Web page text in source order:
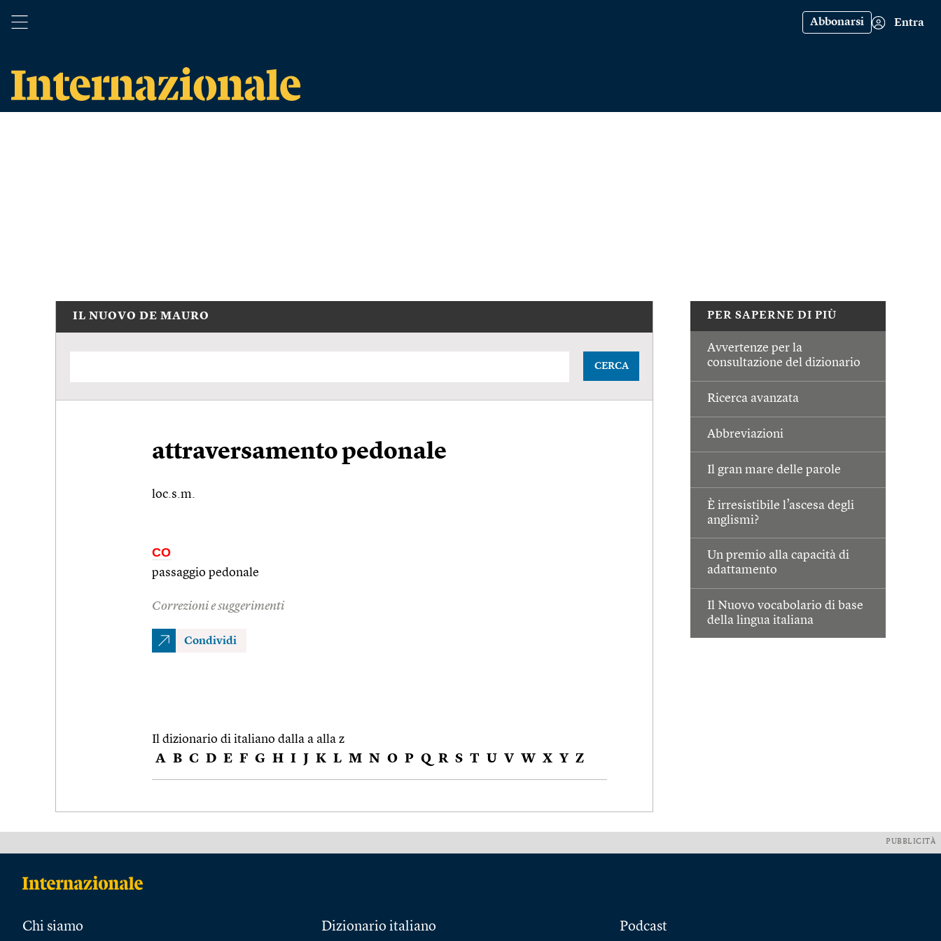
Abbonarsi Entra
PER SAPERNE DI PIÙ
Avvertenze per la
consultazione del dizionario
Ricerca avanzata
Abbreviazioni
Il gran mare delle parole
È irresistibile l’ascesa degli
anglismi?
Un premio alla capacità di
adattamento
Il Nuovo vocabolario di base
della lingua italiana
IL NUOVO DE MAURO
CERCA
attraversamento pedonale
loc.s.m.
CO
passaggio pedonale
Correzioni e suggerimenti
Condividi
Il dizionario di italiano dalla a alla z
A B C D E F G H I J K L M N O P Q R S T U V W X Y Z
PUBBLICITÀ
Chi siamo Dizionario italiano Podcast